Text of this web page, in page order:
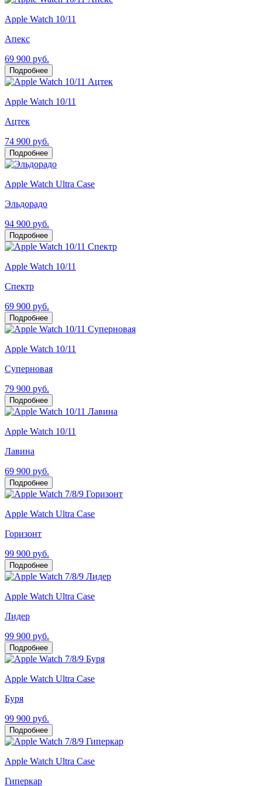
Apple Watch 10/11
Апекс
69 900 руб.
Подробнее
Apple Watch 10/11
Ацтек
74 900 руб.
Подробнее
Apple Watch Ultra Case
Эльдорадо
94 900 руб.
Подробнее
Apple Watch 10/11
Спектр
69 900 руб.
Подробнее
Apple Watch 10/11
Суперновая
79 900 руб.
Подробнее
Apple Watch 10/11
Лавина
69 900 руб.
Подробнее
Apple Watch Ultra Case
Горизонт
99 900 руб.
Подробнее
Apple Watch Ultra Case
Лидер
99 900 руб.
Подробнее
Apple Watch Ultra Case
Буря
99 900 руб.
Подробнее
Apple Watch Ultra Case
Гиперкар